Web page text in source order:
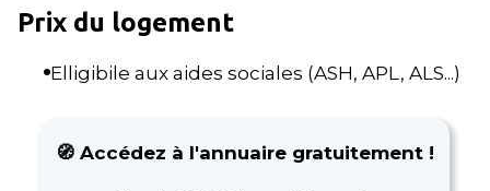
Prix du logement
Elligibile aux aides sociales (ASH, APL, ALS...)
🧭 Accédez à l'annuaire gratuitement !